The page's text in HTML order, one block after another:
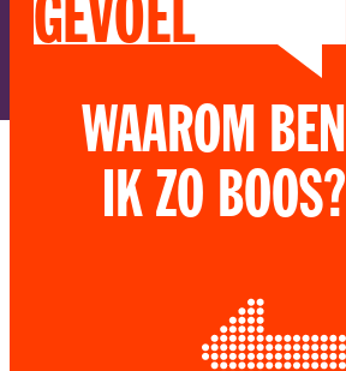
GEVOEL
WAAROM BEN
IK ZO BOOS?